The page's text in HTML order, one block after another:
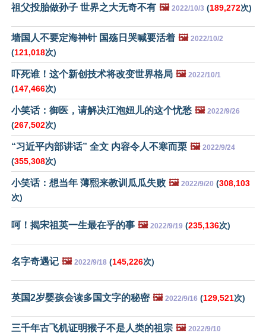
祖父投胎做孙子 世界之大无奇不有 🖼️ 2022/10/3 (189,272次)
墙国人不要定海神针 国殇日哭喊要活着 🖼️ 2022/10/2
(121,018次)
吓死谁！这个新创技术将改变世界格局 🖼️ 2022/10/1
(147,466次)
小笑话：御医，请解决江泡妞儿的这个忧愁 🖼️ 2022/9/26
(267,502次)
“习近平内部讲话” 全文 内容令人不寒而栗 🖼️ 2022/9/24
(355,308次)
小笑话：想当年 薄熙来教训瓜瓜失败 🖼️ 2022/9/20 (308,103
次)
呵！揭宋祖英一生最在乎的事 🖼️ 2022/9/19 (235,136次)
名字奇遇记 🖼️ 2022/9/18 (145,226次)
英国2岁婴孩会读多国文字的秘密 🖼️ 2022/9/16 (129,521次)
三千年古飞机证明猴子不是人类的祖宗 🖼️ 2022/9/10